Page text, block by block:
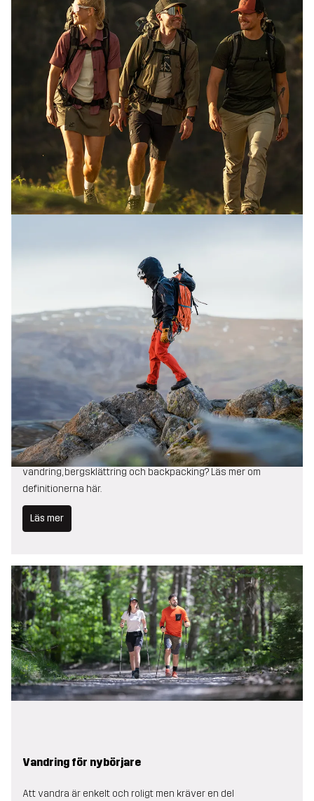
Den viktigaste utrustningen du behöver inför
vandringen
Vilken är den viktigaste utrustningen du behöver inför
vandringen? I vår guide om de tio väsentligheterna får du
svaren vad du ska packa med dig för att vara trygg och
säker på din vandring.
Läs mer
Vandring, trekking, bergsbestigning och
backpacking – vad är skillnaden?
Har du någonsin undrat över skillnaden mellan vandring,
vandring, bergsklättring och backpacking? Läs mer om
definitionerna här.
Läs mer
Vandring för nybörjare
Att vandra är enkelt och roligt men kräver en del